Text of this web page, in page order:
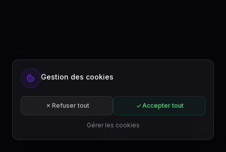
FR
Gestion des cookies
Refuser tout Accepter tout
Gérer les cookies